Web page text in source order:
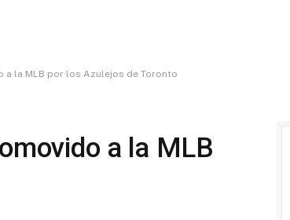
a la MLB por los Azulejos de Toronto
a la MLB